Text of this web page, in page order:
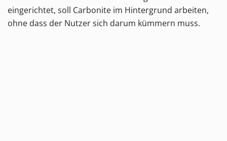
eingerichtet, soll Carbonite im Hintergrund arbeiten,
ohne dass der Nutzer sich darum kümmern muss.